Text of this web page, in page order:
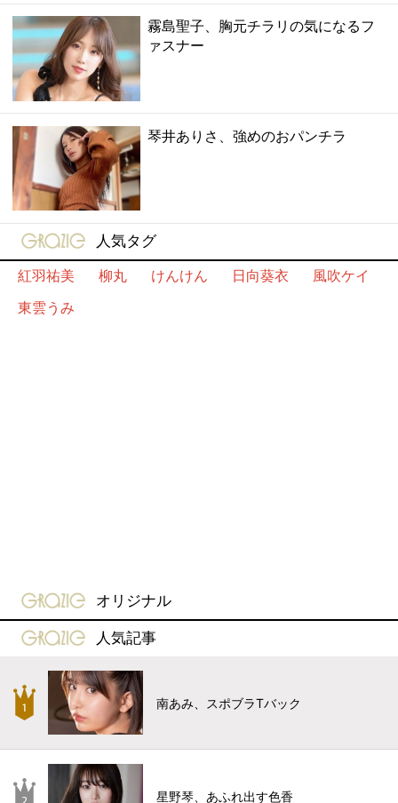
霧島聖子、胸元チラリの気になるフ
ァスナー
琴井ありさ、強めのおパンチラ
gravure-grazie
人気タグ
紅羽祐美
柳丸 けんけん 日向葵衣
風吹ケイ
東雲うみ
gravure-grazie
オリジナル
gravure-grazie
人気記事
南あみ、スポブラTバック
星野琴、あふれ出す色香